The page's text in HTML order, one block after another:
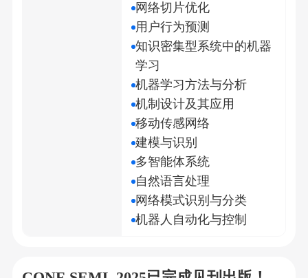
网络切片优化
用户行为预测
知识密集型系统中的机器
学习
机器学习方法与分析
机制设计及其应用
移动传感网络
建模与识别
多智能体系统
自然语言处理
网络模式识别与分类
机器人自动化与控制